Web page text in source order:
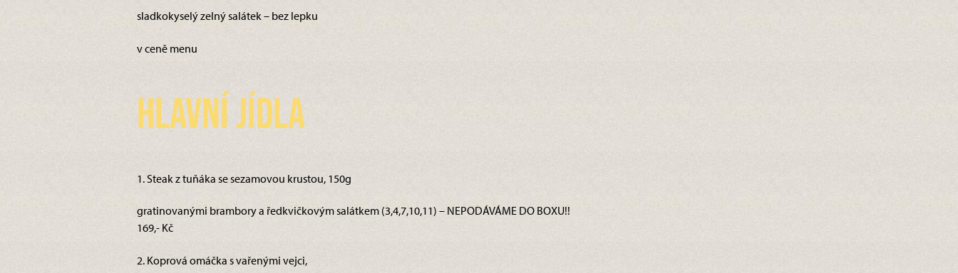
sladkokyselý zelný salátek – bez lepku
v ceně menu
Hlavní jídla
1. Steak z tuňáka se sezamovou krustou, 150g
gratinovanými brambory a ředkvičkovým salátkem (3,4,7,10,11) – NEPODÁVÁME DO BOXU!!
169,- Kč
2. Koprová omáčka s vařenými vejci,